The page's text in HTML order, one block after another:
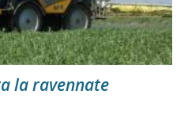
la ravennate